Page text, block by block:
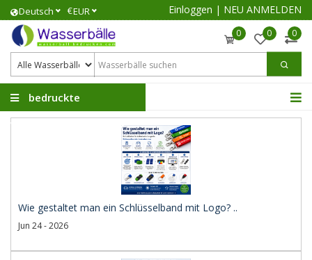
Deutsch €EUR Einloggen | NEU ANMELDEN
0 0 0
bedruckte
Wasserbälle
Wie gestaltet man ein Schlüsselband mit Logo? ..
Jun 24 - 2026